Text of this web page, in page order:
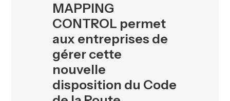
MAPPING
CONTROL permet
aux entreprises de
gérer cette
nouvelle
disposition du Code